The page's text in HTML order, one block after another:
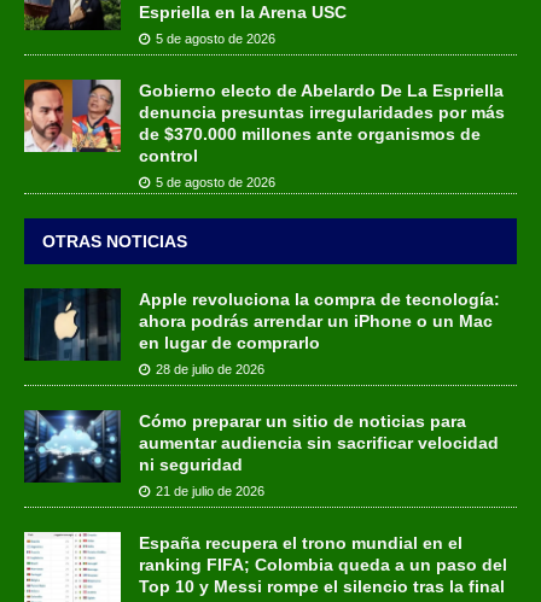
Espriella en la Arena USC
5 de agosto de 2026
Gobierno electo de Abelardo De La Espriella
denuncia presuntas irregularidades por más
de $370.000 millones ante organismos de
control
5 de agosto de 2026
OTRAS NOTICIAS
Apple revoluciona la compra de tecnología:
ahora podrás arrendar un iPhone o un Mac
en lugar de comprarlo
28 de julio de 2026
Cómo preparar un sitio de noticias para
aumentar audiencia sin sacrificar velocidad
ni seguridad
21 de julio de 2026
España recupera el trono mundial en el
ranking FIFA; Colombia queda a un paso del
Top 10 y Messi rompe el silencio tras la final